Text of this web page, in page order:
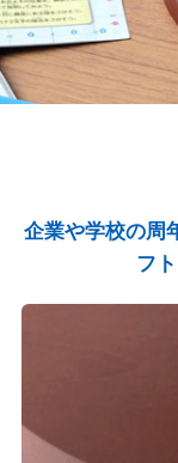
企業や学校の周
フ